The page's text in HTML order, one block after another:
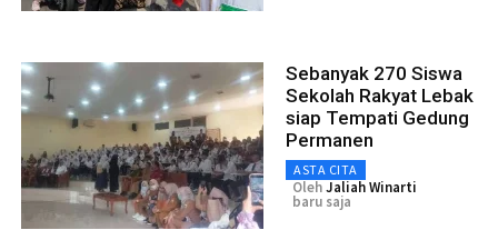
Sebanyak 270 Siswa
Sekolah Rakyat Lebak
siap Tempati Gedung
Permanen
ASTA CITA
OlehJaliah Winarti
baru saja